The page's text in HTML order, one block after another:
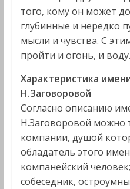
того, кому он может
глубинные и нередко
мысли и чувства. С
пройти и огонь, и воду.
Характеристика
Н.Заговоровой
Согласно описанию
Н.Заговоровой можно
компании, душой
обладатель этого
компанейский
собеседник,